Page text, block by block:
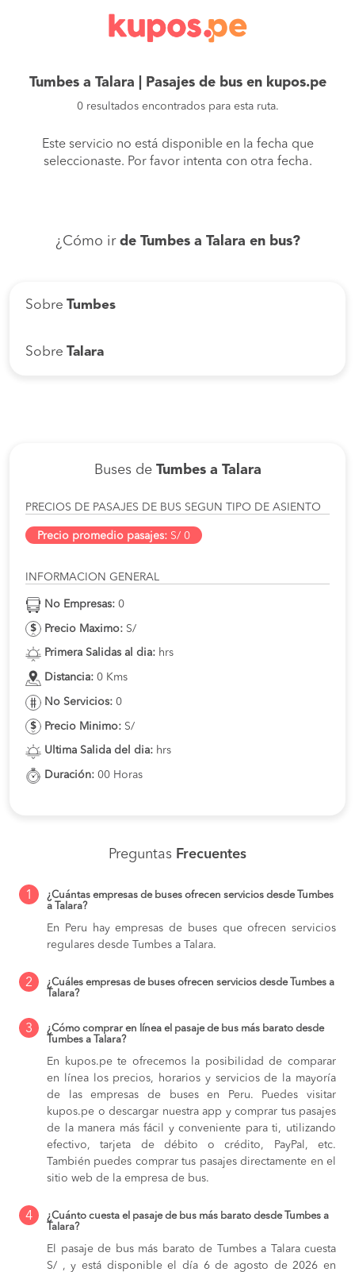
Tumbes a Talara | Pasajes de bus en kupos.pe
0 resultados encontrados para esta ruta.
Este servicio no está disponible en la fecha que
seleccionaste. Por favor intenta con otra fecha.
¿Cómo ir de Tumbes a Talara en bus?
Sobre Tumbes
Sobre Talara
Buses de Tumbes a Talara
PRECIOS DE PASAJES DE BUS SEGUN TIPO DE ASIENTO
Precio promedio pasajes: S/ 0
INFORMACION GENERAL
No Empresas: 0
Precio Maximo: S/
Primera Salidas al dia: hrs
Distancia: 0 Kms
No Servicios: 0
Precio Minimo: S/
Ultima Salida del dia: hrs
Duración: 00 Horas
Preguntas Frecuentes
1
¿Cuántas empresas de buses ofrecen servicios desde Tumbes
a Talara?
En Peru hay empresas de buses que ofrecen servicios
regulares desde Tumbes a Talara.
2
¿Cuáles empresas de buses ofrecen servicios desde Tumbes a
Talara?
3
¿Cómo comprar en línea el pasaje de bus más barato desde
Tumbes a Talara?
En kupos.pe te ofrecemos la posibilidad de comparar
en línea los precios, horarios y servicios de la mayoría
de las empresas de buses en Peru. Puedes visitar
kupos.pe o descargar nuestra app y comprar tus pasajes
de la manera más fácil y conveniente para ti, utilizando
efectivo, tarjeta de débito o crédito, PayPal, etc.
También puedes comprar tus pasajes directamente en el
sitio web de la empresa de bus.
4
¿Cuánto cuesta el pasaje de bus más barato desde Tumbes a
Talara?
El pasaje de bus más barato de Tumbes a Talara cuesta
S/ , y está disponible el día 6 de agosto de 2026 en